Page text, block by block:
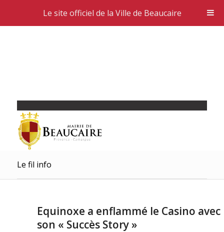
Le fil info
Equinoxe a enflammé le Casino avec
son « Succès Story »
Le site officiel de la Ville de Beaucaire